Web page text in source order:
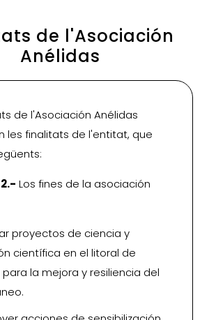
de l'Asociación
Anélidas
de l'Asociación Anélidas
les finalitats de l'entitat, que
Los fines de la asociación
proyectos de ciencia y
científica en el litoral de
la mejora y resiliencia del